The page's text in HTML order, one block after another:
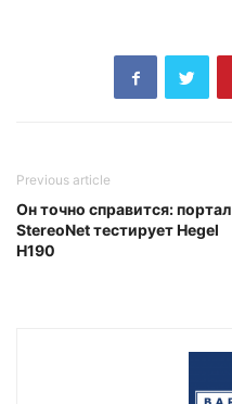
Previous article
Он точно справится: портал
StereoNet тестирует Hegel
H190